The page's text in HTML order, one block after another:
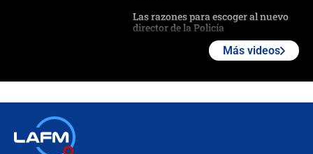
Las razones para escoger al nuevo
director de la Policía
Más videos